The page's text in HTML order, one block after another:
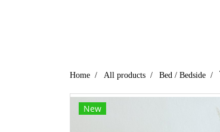
Home All products Bed / Bedside
New